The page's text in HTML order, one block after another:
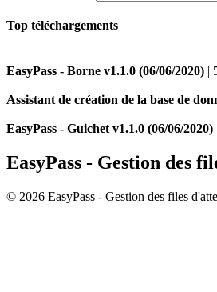
Top téléchargements
EasyPass - Borne v1.1.0 (06/06/2020) |
Assistant de création de la base de
EasyPass - Guichet v1.1.0 (06/06/2020)
EasyPass - Gestion des
© 2026 EasyPass - Gestion des files